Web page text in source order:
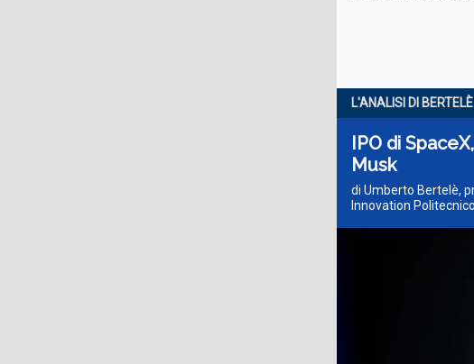
L'ANALISI DI BERTELÈ
IPO di
Musk
di Umberto Bertelè,
Innovation